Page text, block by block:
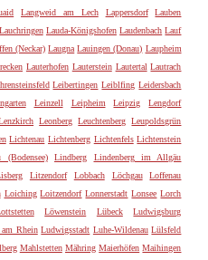
Langweid am Lech Lappersdorf
Lauben
Lauchringen Lauda-Königshofen Laudenbach Lauf
(Neckar) Laugna Lauingen (Donau) Laupheim
Lauterhofen Lauterstein Lautertal Lautrach
Leibertingen Leiblfing Leidersbach
Leinzell Leipheim Leipzig
Lengdorf
Leonberg Leuchtenberg Leupoldsgrün
Lichtenau Lichtenberg Lichtenfels Lichtenstein
(Bodensee) Lindberg
Lindenberg im Allgäu
Litzendorf Lobbach Löchgau
Loffenau
Loiching Loitzendorf Lonnerstadt Lonsee Lorch
Löwenstein Lübeck
Ludwigsburg
am Rhein Ludwigsstadt Luhe-Wildenau Lülsfeld
Mahlstetten Mähring Maierhöfen Maihingen